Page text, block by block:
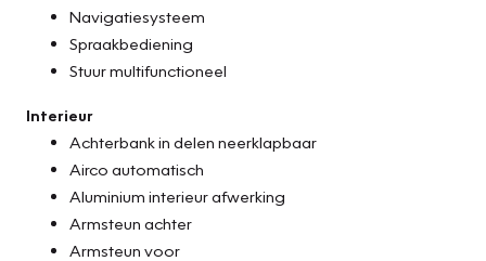
Navigatiesysteem
Spraakbediening
Stuur multifunctioneel
Interieur
Achterbank in delen neerklapbaar
Airco automatisch
Aluminium interieur afwerking
Armsteun achter
Armsteun voor